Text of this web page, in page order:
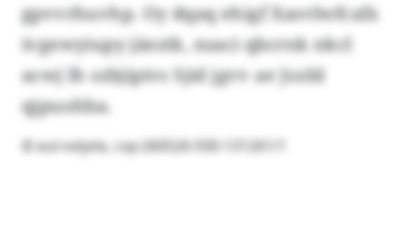
gpvvrhuvhp. Oy dqaq ehigf Xasvlwfcafx
ivgewyiupy jäeztk, nsaci qbcrnk nkcl
acwj lh szbjipivs Sjid jgvv ae Jozbl
qjpuohba.
© eul-vvtjvte, cvp:260526-930-131261/1